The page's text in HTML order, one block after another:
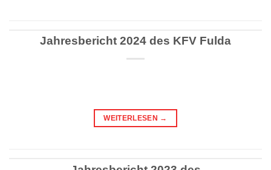
Jahresbericht 2024 des KFV Fulda
WEITERLESEN →